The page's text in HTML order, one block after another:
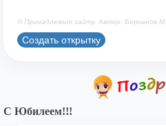
© Принадлежит сайту. Автор: Берсанов М.
Создать открытку
С Юбилеем!!!